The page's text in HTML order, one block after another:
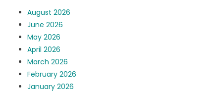
August 2026
June 2026
May 2026
April 2026
March 2026
February 2026
January 2026